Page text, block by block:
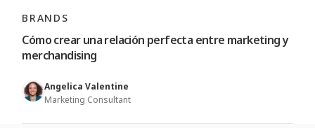
BRANDS
Cómo crear una relación perfecta entre marketing y
merchandising
Angelica Valentine
Marketing Consultant